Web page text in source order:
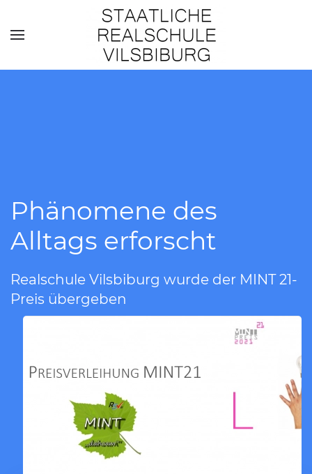
Skip to main content
Phänomene des
Alltags erforscht
Realschule Vilsbiburg wurde der MINT 21-
Preis übergeben